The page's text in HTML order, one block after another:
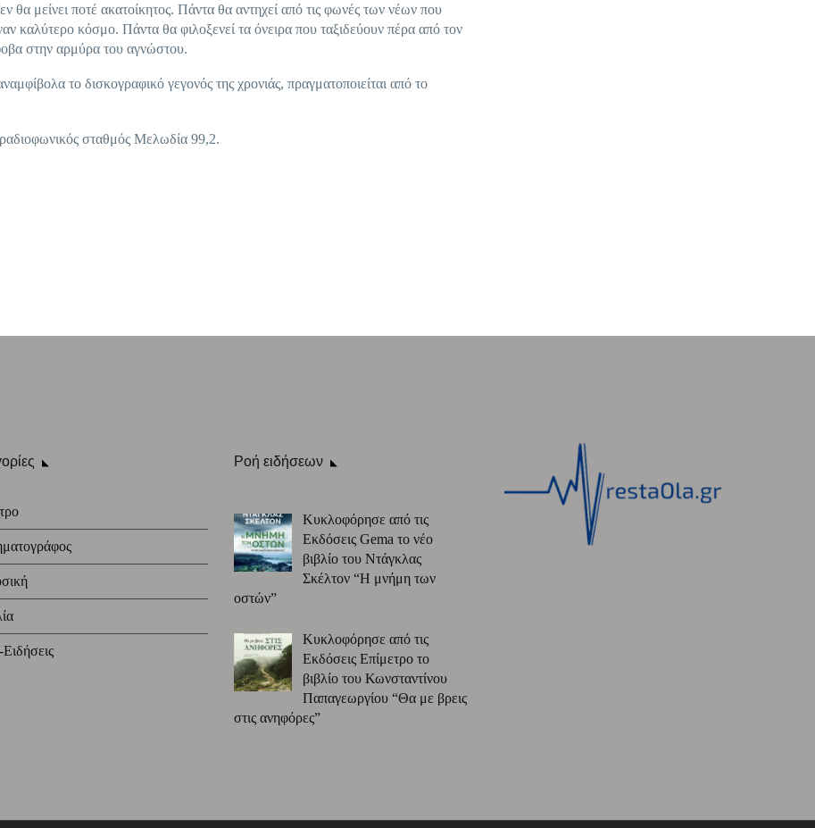
μείνει ποτέ ακατοίκητος. Πάντα θα αντηχεί από τις φωνές των νέων που
καλύτερο κόσμο. Πάντα θα φιλοξενεί τα όνειρα που ταξιδεύουν πέρα από τον
στην αρμύρα του αγνώστου.
το δισκογραφικό γεγονός της χρονιάς, πραγματοποιείται από το
ραδιοφωνικός σταθμός Μελωδία 99,2.
Ροή ειδήσεων
Κυκλοφόρησε από τις
Εκδόσεις Gema το νέο
βιβλίο του Ντάγκλας
Σκέλτον “Η μνήμη των
οστών”
Κυκλοφόρησε από τις
Εκδόσεις Επίμετρο το
βιβλίο του Κωνσταντίνου
Παπαγεωργίου “Θα με βρεις
στις ανηφόρες”